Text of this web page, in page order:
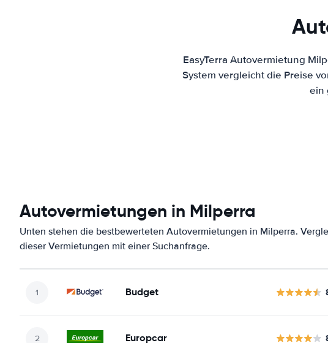
EasyTerra Autovermietung
System vergleicht die Preise
ein
Autovermietungen in Milperra
Unten stehen die bestbewerteten Autovermietungen in Milperra.
dieser Vermietungen mit einer Suchanfrage.
Budget
Europcar